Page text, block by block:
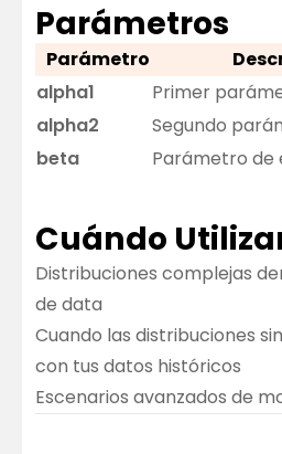
Parámetros
Parámetro
alpha1
Primer
alpha2
Segundo
beta
Parámetro de
Cuándo
Distribuciones complejas
de data
Cuando las distribuciones
con tus datos históricos
Escenarios avanzados de